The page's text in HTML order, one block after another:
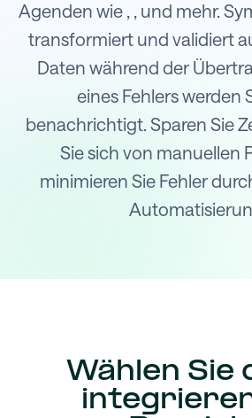
Agenden wie , , und mehr.
transformiert und validiert
Daten während der
eines Fehlers werden
benachrichtigt. Sparen Sie
Sie sich von manuellen
minimieren Sie Fehler
Wählen Sie